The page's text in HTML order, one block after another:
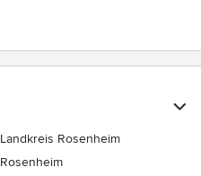
Landkreis Rosenheim
Rosenheim